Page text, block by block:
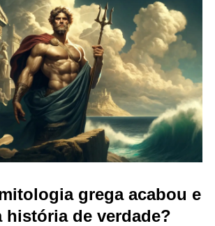
grega acabou e
história de verdade?